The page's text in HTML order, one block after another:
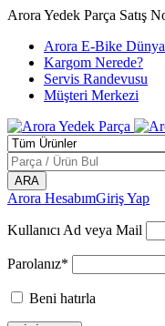
Arora Yedek Parça Satış
Arora E-Bike
Kargom Nerede?
Servis Randevusu
Müşteri Merkezi
Arora HesabımGiriş Yap
Kullanıcı Ad veya Mail
Parolanız*
Beni hatırla